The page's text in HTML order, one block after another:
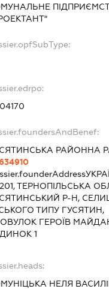
РАЙОННА
ТЕРНОПІЛЬСЬКА
Р-Н,
ТИПУ ГУСЯТИН,
ГЕРОЇВ
1
НЕЛЯ